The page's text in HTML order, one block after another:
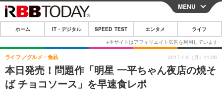
CLOSE
ホーム
IT・デジタル
IT・デジタルTOP スマートフォン
SPEED TEST
MENU
ホーム IT・デジタル SPEED TEST エンタメ ライフ
本日発売！問題作「明星 一平ちゃん夜店の焼そ
ば チョコソース」を早速食レポ
ライフ グルメ・食品 2017.1.9（月）11:26